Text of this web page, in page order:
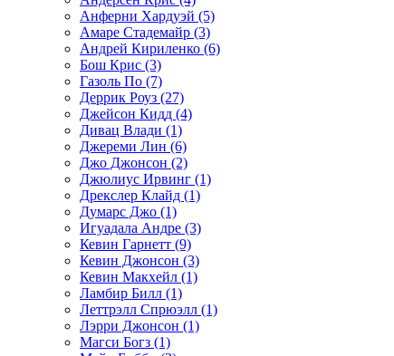
Анферни Xардуэй (5)
Амаре Стадемайр (3)
Андрей Кириленко (6)
Бош Крис (3)
Газоль По (7)
Деррик Роуз (27)
Джейсон Кидд (4)
Дивац Влади (1)
Джереми Лин (6)
Джо Джонсон (2)
Джюлиус Ирвинг (1)
Дрекслер Клайд (1)
Думарс Джо (1)
Игуадала Андре (3)
Кевин Гарнетт (9)
Кевин Джонсон (3)
Кевин Макхейл (1)
Ламбир Билл (1)
Леттрэлл Спрюэлл (1)
Лэрри Джонсон (1)
Магси Богз (1)